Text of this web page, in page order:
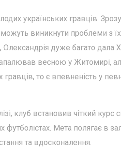
українських гравців.
виникнути проблеми з
дуже багато дала
весною у Житомирі,
то є впевненість у
клуб встановив чіткий курс
Мета полягає в
та вдосконалення.